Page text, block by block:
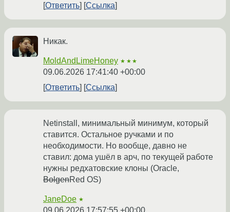
Ответить
Ссылка
Никак.
MoldAndLimeHoney ★★★
09.06.2026 17:41:40 +00:00
Ответить
Ссылка
Netinstall, минимальный минимум, который
ставится. Остальное ручками и по
необходимости. Но вообще, давно не
ставил: дома ушёл в арч, по текущей работе
нужны редхатовские клоны (Oracle,
BolgenRed OS)
JaneDoe ★
09.06.2026 17:57:55 +00:00